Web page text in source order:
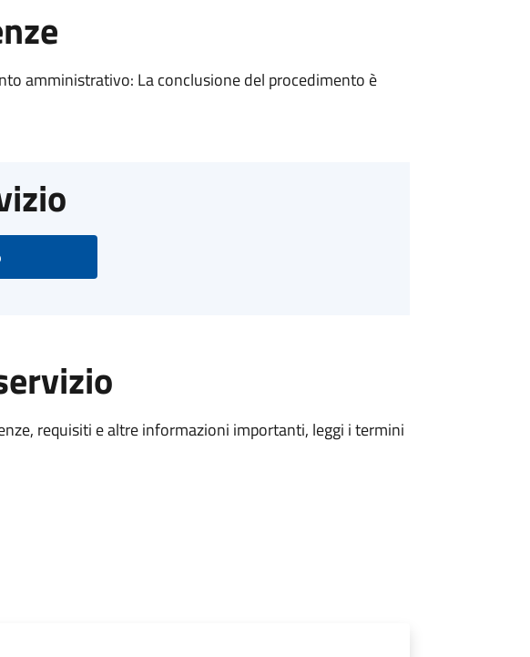
amministrativo: La conclusione del procedimento è
requisiti e altre informazioni importanti, leggi i termini